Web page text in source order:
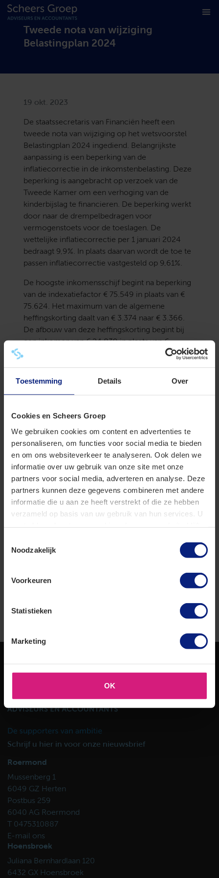
Toestemming Details Over
Cookies en Scheers Groep
We gebruiken cookies om content en advertenties te
personaliseren, om functies voor social media te bieden
en om ons websiteverkeer te analyseren. Ook delen we
informatie over uw gebruik van onze site met onze
partners voor social media, adverteren en analyse. Deze
partners kunnen deze gegevens combineren met andere
informatie die u aan ze heeft verstrekt of die ze hebben
verzameld op basis van uw gebruik van hun services. U
Noodzakelijk
Voorkeuren
Statistieken
Marketing
OK
Tweede nota van wijziging
Belastingplan 2024
19 okt. 2023
De staatssecretaris van Financiën heeft een
tweede nota van wijziging op het wetsvoorstel
Belastingplan 2024 ingediend. Belangrijkste
aanpassing is een beperking van de
inflatiecorrectie in de inkomstenbelasting. Deze
beperking is aangebracht op verzoek van de
Tweede Kamer om een verhoging van de
kinderbijslag te financieren. De beperking werkt
door naar de drempelbedragen voor
vermogenstoets voor de toeslagen. De
wettelijke inflatiecorrectie per 1 januari 2024
bedraagt 9,9%. In plaats daarvan wordt de toe te
passen inflatiecorrectie vastgesteld op 9,61%.
De hoogste inkomensschijf begint na beperking
van de indexatiefactor € 75.549 in plaats van €
75.624. Het maximum van de algemene
heffingskorting daalt van € 3.374 naar € 3.366.
De afbouw van deze heffingskorting begint bij
een inkomen van € 24.839 in plaats van €
24.904. De maximale arbeidskorting daalt door
arbeidskorting daalt vanaf een inkomen van €
kleinschaligheidsinvesteringsaftrek, de
maximumbedragen voor de vrijstellingen van
groen beleggen en van contant geld, de aanslag-
en teruggavedrempel, de hoogste grens van de
eigenwoningwaarde voor het
eigenwoningforfait en de drempelbedragen voor
de beschikking rendementsgrondslag worden
met de verlaagde factor geïndexeerd.
tussen de aanvullende maatregel voor
maatregel) en de kwalificerende binnenlandse
Schrijf u hier in voor onze nieuwsbrief
Roermond
Mussenberg 1
6049 GZ Herten
Postbus 259
6040 AG Roermond
T 0475310887
E-mail ons
Hoensbroek
Juliana Bernhardlaan 120
6432 GX Hoensbroek